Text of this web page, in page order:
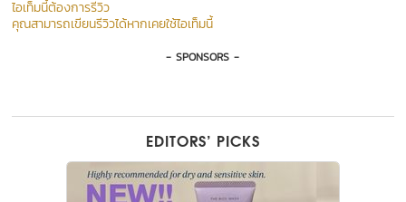
ไอเท็มนี้ต้องการรีวิว
คุณสามารถเขียนรีวิวได้หากเคยใช้ไอเท็มนี้
- SPONSORS -
EDITORS’ PICKS